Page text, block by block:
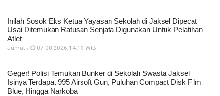
Inilah Sosok Eks Ketua Yayasan Sekolah di Jaksel Dipecat
Usai Ditemukan Ratusan Senjata Digunakan Untuk Pelatihan
Atlet
Jumat / 07-08-2026,14:13 WIB
Geger! Polisi Temukan Bunker di Sekolah Swasta Jaksel
Isinya Terdapat 995 Airsoft Gun, Puluhan Compact Disk Film
Blue, Hingga Narkoba